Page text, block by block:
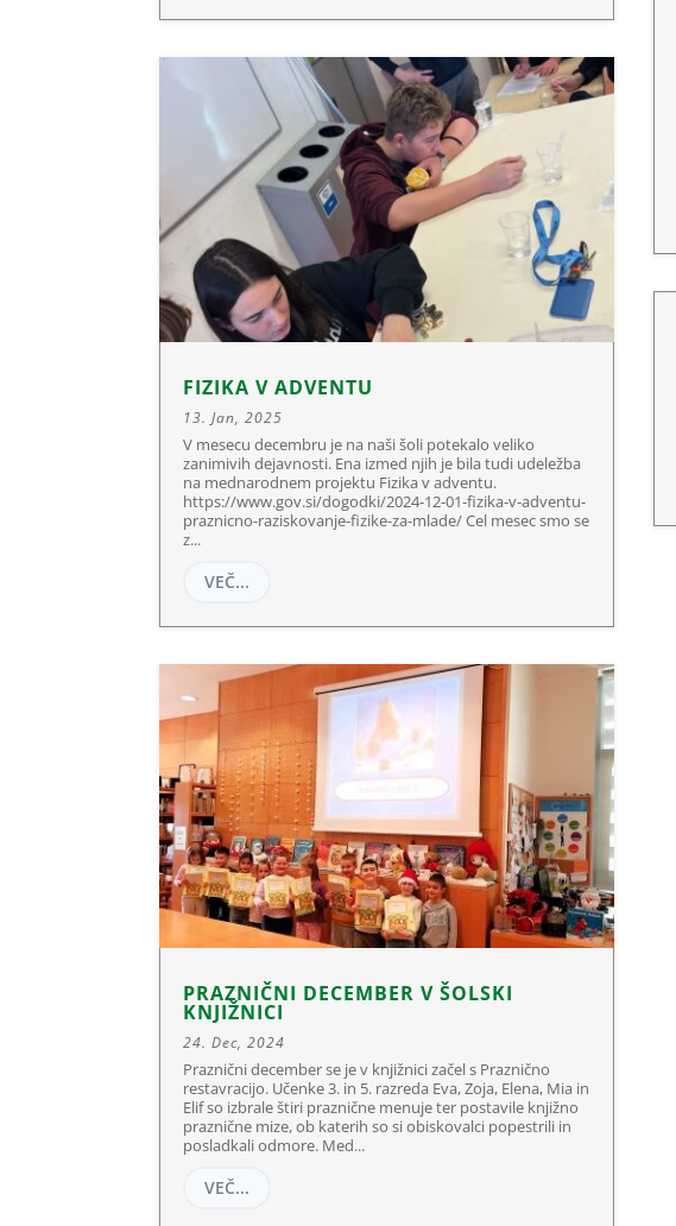
FIZIKA V ADVENTU
13. Jan, 2025
V mesecu decembru je na naši šoli potekalo veliko
zanimivih dejavnosti. Ena izmed njih je bila tudi udeležba
na mednarodnem projektu Fizika v adventu.
https://www.gov.si/dogodki/2024-12-01-fizika-v-adventu-
praznicno-raziskovanje-fizike-za-mlade/ Cel mesec smo se
z...
VEČ...
PRAZNIČNI DECEMBER V ŠOLSKI
KNJIŽNICI
24. Dec, 2024
Praznični december se je v knjižnici začel s Praznično
restavracijo. Učenke 3. in 5. razreda Eva, Zoja, Elena, Mia in
Elif so izbrale štiri praznične menuje ter postavile knjižno
praznične mize, ob katerih so si obiskovalci popestrili in
posladkali odmore. Med...
VEČ...